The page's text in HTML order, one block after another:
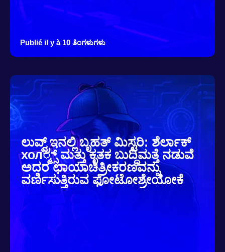
Publié il y à 10 ತಿಂಗಳುಗಳು
ಲುವ್ವ್ರ್ಇನಲ್ಲಿ ಬೃಹತ್ ಮಿಸ್ಟರಿ: ಶೆರ್ಲಾಕ್
хол್ಮ್ಸ್ ಮತ್ತು ಕೃತಕ ಬುದ್ಧಿಮತ್ತೆ ನಡುವೆ
ಅದರ ಛಾಯಾಚಿತ್ರೀಕರಣವನ್ನು
ವರ್ಣಿಸುತ್ತಿರುವ ಫೋಟೋಶ್ರೇಯೋಕೆ